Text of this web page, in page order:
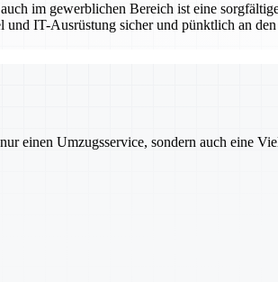
im gewerblichen Bereich ist eine
IT-Ausrüstung sicher und pünktlich an
einen Umzugsservice, sondern auch eine